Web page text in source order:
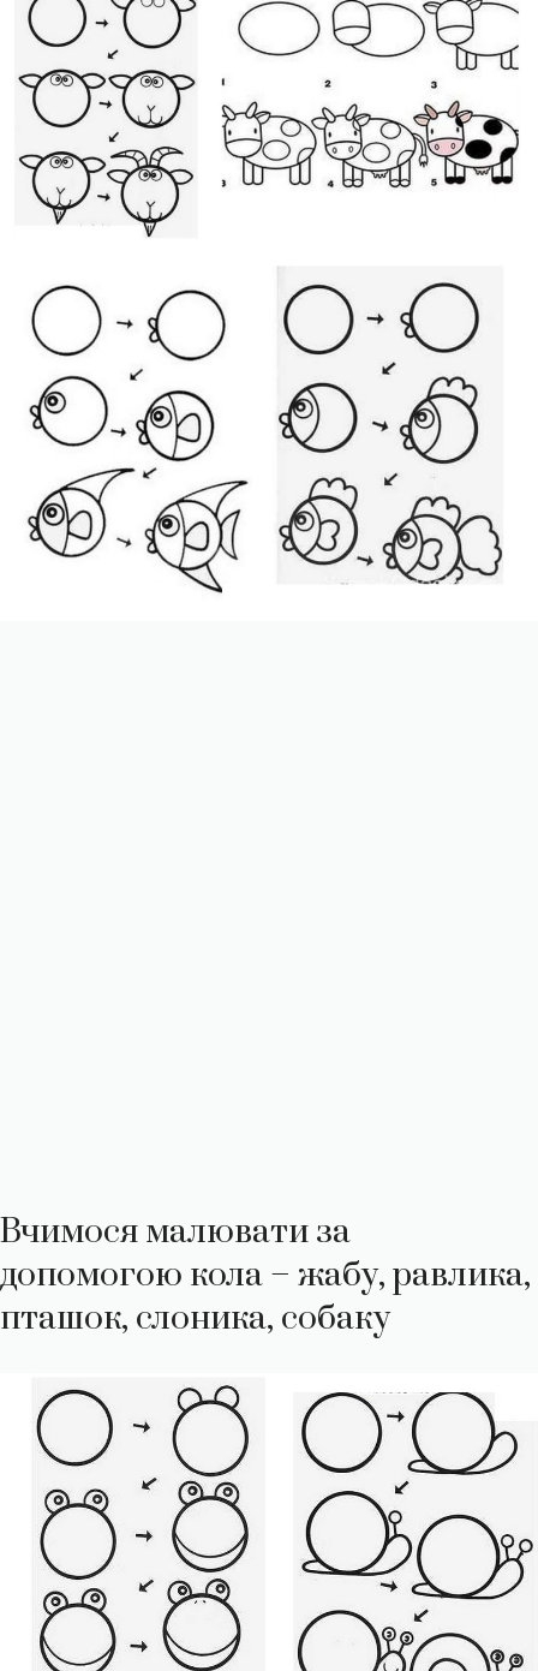
Вчимося малювати за
допомогою кола – жабу, равлика,
пташок, слоника, собаку